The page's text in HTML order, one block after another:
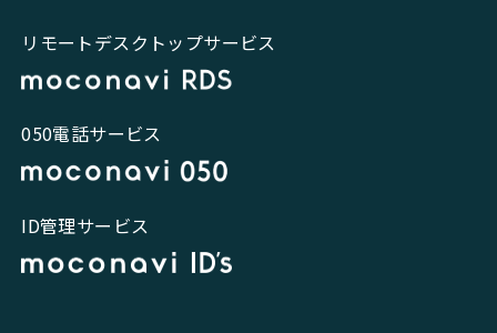
リモートデスクトップサービス
050電話サービス
ID管理サービス